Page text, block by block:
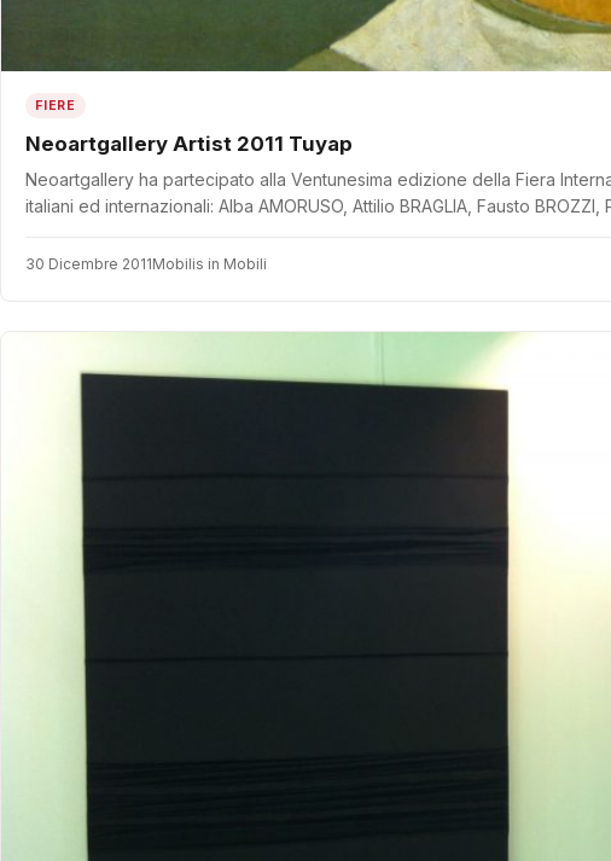
FIERE
Neoartgallery Artist 2011 Tuyap
Neoartgallery ha partecipato alla Ventunesima edizione della Fiera
italiani ed internazionali: Alba AMORUSO, Attilio BRAGLIA, Fausto BROZZI,
30 Dicembre 2011Mobilis in Mobili